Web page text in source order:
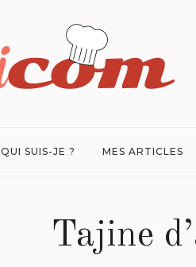
QUI SUIS-JE ? MES ARTICLES
Tajine